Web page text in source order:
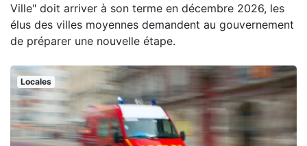
Ville" doit arriver à son terme en décembre 2026, les
élus des villes moyennes demandent au gouvernement
de préparer une nouvelle étape.
Locales